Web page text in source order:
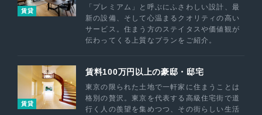
賃貸
「プレミアム」と呼ぶにふさわしい設計、最
新の設備、そして心温まるクオリティの高い
サービス。住まう方のステイタスや価値観が
伝わってくる上質なプランをご紹介。
賃貸
賃料100万円以上の豪邸・邸宅
東京の限られた土地で一軒家に住まうことは
格別の贅沢。東京を代表する高級住宅街で道
行く人の羨望を集めつつ、その街らしい生活